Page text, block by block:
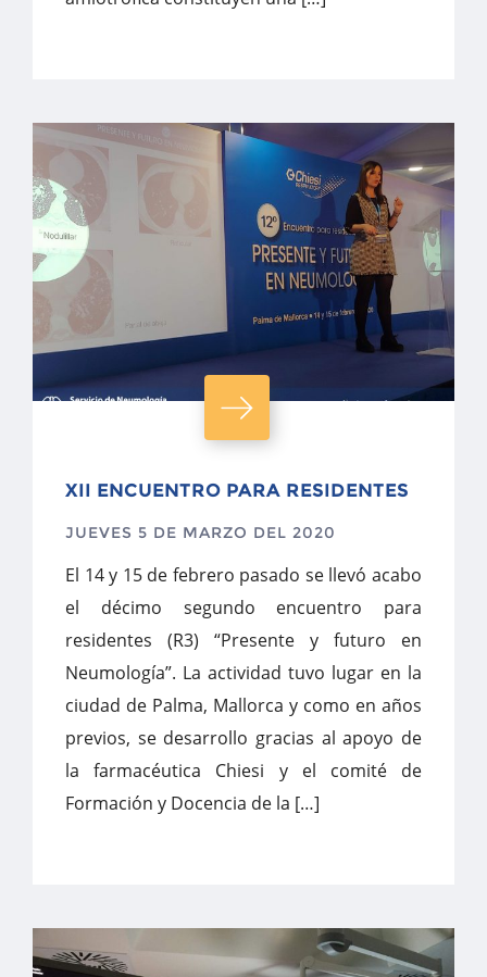
XII ENCUENTRO PARA RESIDENTES
JUEVES 5 DE MARZO DEL 2020
El 14 y 15 de febrero pasado se llevó acabo
el décimo segundo encuentro para
residentes (R3) “Presente y futuro en
Neumología”. La actividad tuvo lugar en la
ciudad de Palma, Mallorca y como en años
previos, se desarrollo gracias al apoyo de
la farmacéutica Chiesi y el comité de
Formación y Docencia de la […]